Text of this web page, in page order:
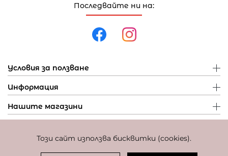
Този сайт използва бисквитки (cookies).
Последвайте ни на:
Условия за ползване
Информация
Нашите магазини